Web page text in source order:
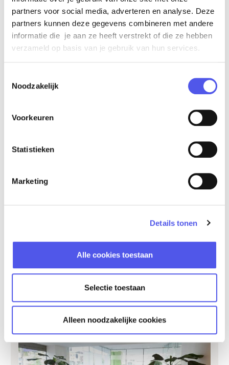
partners voor social media, adverteren en analyse. Deze
partners kunnen deze gegevens combineren met andere
informatie die je aan ze heeft verstrekt of die ze hebben
verzameld op basis van je gebruik van hun services.
Noodzakelijk
Voorkeuren
Statistieken
Marketing
Details tonen
Alle cookies toestaan
Selectie toestaan
Alleen noodzakelijke cookies
Gerelateerd
Creatief aan de slag met interactieve
videomapping
Wij lieten het publiek live, via een touchscreen,
stadhuis werd namelijk zichtbaar met veel
videomapping.
lees verder »